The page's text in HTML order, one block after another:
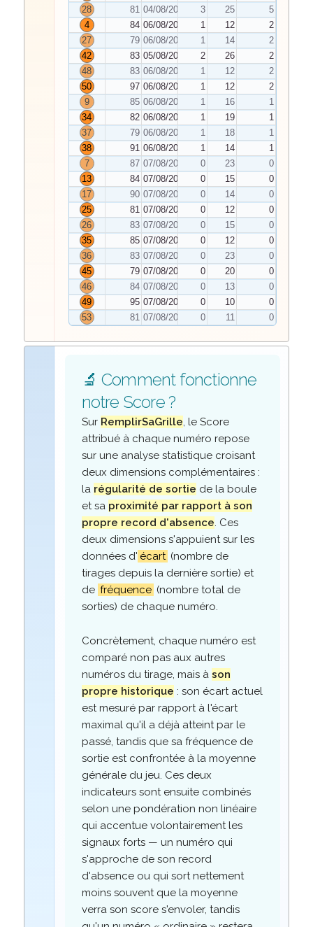
28
81 04/08/2026 3 25
5
4
84 06/08/2026 1 12
2
27
79 06/08/2026 1 14
2
42
83 05/08/2026 2 26
2
48
83 06/08/2026 1 12
2
50
97 06/08/2026 1 12
2
9
85 06/08/2026 1 16
1
34
82 06/08/2026 1 19
1
37
79 06/08/2026 1 18
1
38
91 06/08/2026 1 14
1
7
87 07/08/2026 0 23
0
13
84 07/08/2026 0 15
0
17
90 07/08/2026 0 14
0
25
81 07/08/2026 0 12
0
26
83 07/08/2026 0 15
0
35
85 07/08/2026 0 12
0
36
83 07/08/2026 0 23
0
45
79 07/08/2026 0 20
0
46
84 07/08/2026 0 13
0
49
95 07/08/2026 0 10
0
53
81 07/08/2026 0 11 0
🔬 Comment fonctionne
notre Score ?
Sur RemplirSaGrille, le Score
attribué à chaque numéro repose
sur une analyse statistique croisant
deux dimensions complémentaires :
la régularité de sortie de la boule
et sa proximité par rapport à son
propre record d'absence. Ces
deux dimensions s'appuient sur les
données d' écart (nombre de
tirages depuis la dernière sortie) et
de fréquence (nombre total de
sorties) de chaque numéro.
Concrètement, chaque numéro est
comparé non pas aux autres
numéros du tirage, mais à son
propre historique : son écart actuel
est mesuré par rapport à l'écart
maximal qu'il a déjà atteint par le
passé, tandis que sa fréquence de
sortie est confrontée à la moyenne
générale du jeu. Ces deux
indicateurs sont ensuite combinés
selon une pondération non linéaire
qui accentue volontairement les
signaux forts — un numéro qui
s'approche de son record
d'absence ou qui sort nettement
moins souvent que la moyenne
verra son score s'envoler, tandis